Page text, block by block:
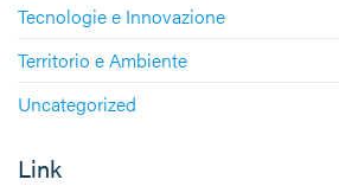
Tecnologie e Innovazione
Territorio e Ambiente
Uncategorized
Link